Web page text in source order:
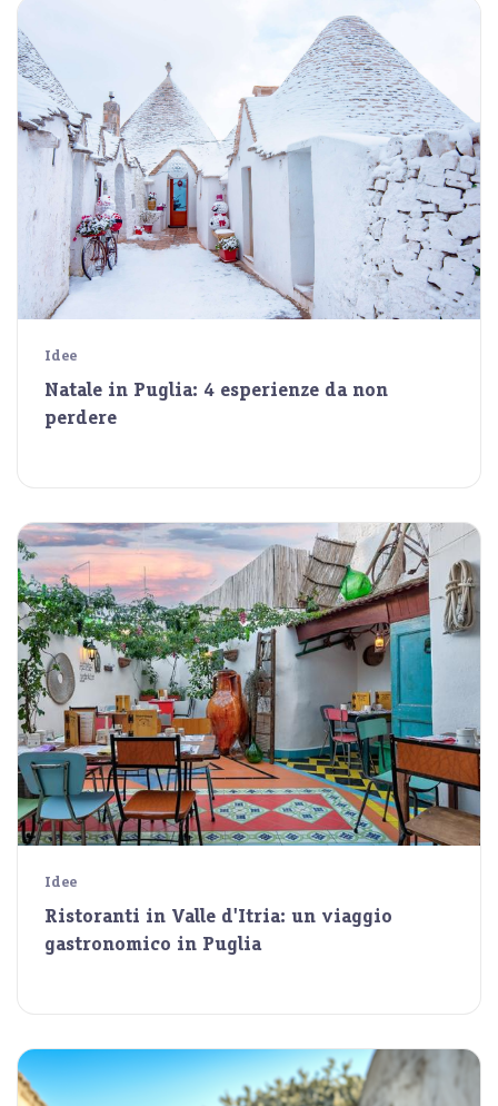
Idee
Natale in Puglia: 4 esperienze da non
perdere
Idee
Ristoranti in Valle d'Itria: un viaggio
gastronomico in Puglia